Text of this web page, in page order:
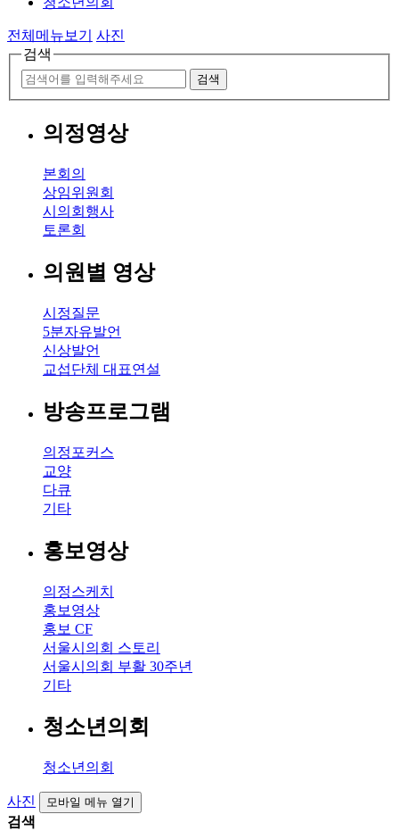
전체메뉴보기
사진
검색
검색
의정영상
본회의
상임위원회
시의회행사
토론회
의원별 영상
시정질문
5분자유발언
신상발언
교섭단체 대표연설
방송프로그램
의정포커스
교양
다큐
기타
홍보영상
의정스케치
홍보영상
홍보 CF
서울시의회 스토리
서울시의회 부활 30주년
기타
청소년의회
청소년의회
사진 모바일 메뉴 열기
검색